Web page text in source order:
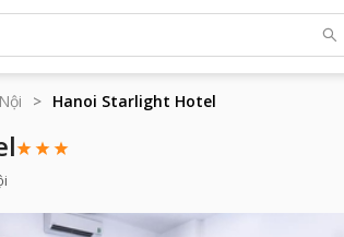
Hanoi Starlight Hotel